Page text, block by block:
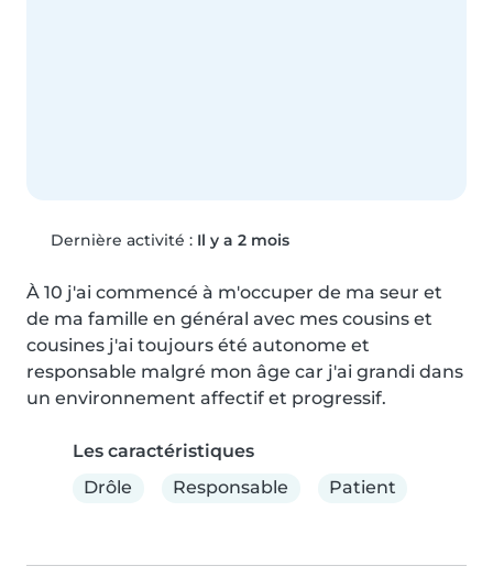
Dernière activité : Il y a 2 mois
À 10 j'ai commencé à m'occuper de ma seur et
de ma famille en général avec mes cousins et
cousines j'ai toujours été autonome et
responsable malgré mon âge car j'ai grandi dans
un environnement affectif et progressif.
Les caractéristiques
Drôle
Responsable Patient